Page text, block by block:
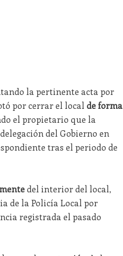
la pertinente acta por
por cerrar el local de forma
el propietario que la
del Gobierno en
tras el periodo de
del interior del local,
de la Policía Local por
registrada el pasado